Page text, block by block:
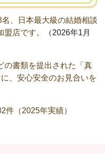
、日本最大級の結婚相談
店です。
（2026年1月
の書類を提出された「真
、安心安全のお見合いを
件 （2025年実績）